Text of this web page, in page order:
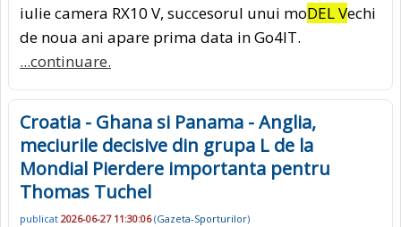
iulie camera RX10 V, succesorul unui moDEL Vechi
de noua ani apare prima data in Go4IT.
...continuare.
Croatia - Ghana si Panama - Anglia,
meciurile decisive din grupa L de la
Mondial Pierdere importanta pentru
Thomas Tuchel
publicat 2026-06-27 11:30:06(Gazeta-Sporturilor)